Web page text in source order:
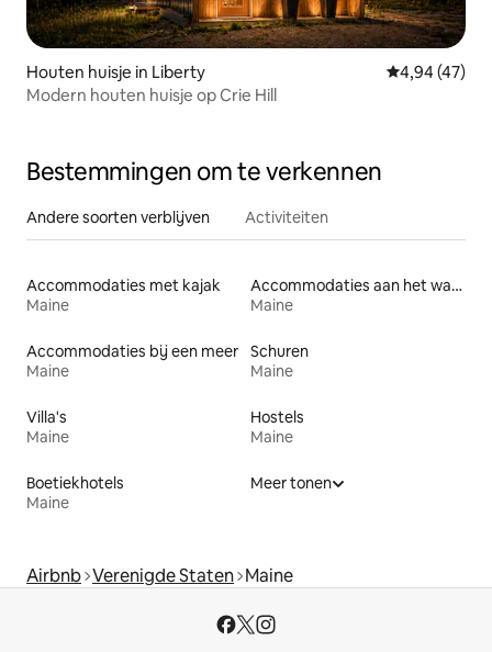
Houten huisje in Liberty Gemiddelde
4,94 (47)
Modern houten huisje op Crie Hill
Bestemmingen om te verkennen
Andere soorten verblijven Activiteiten
Accommodaties met kajak
Maine
Accommodaties aan het water
Maine
Accommodaties bij een meer
Maine
Schuren
Maine
Villa's
Maine
Hostels
Maine
Boetiekhotels
Maine
Meer tonen
Airbnb Verenigde Staten Maine